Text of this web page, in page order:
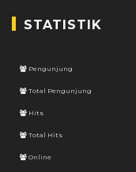
STATISTIK
Pengunjung
Total Pengunjung
Hits
Total Hits
Online